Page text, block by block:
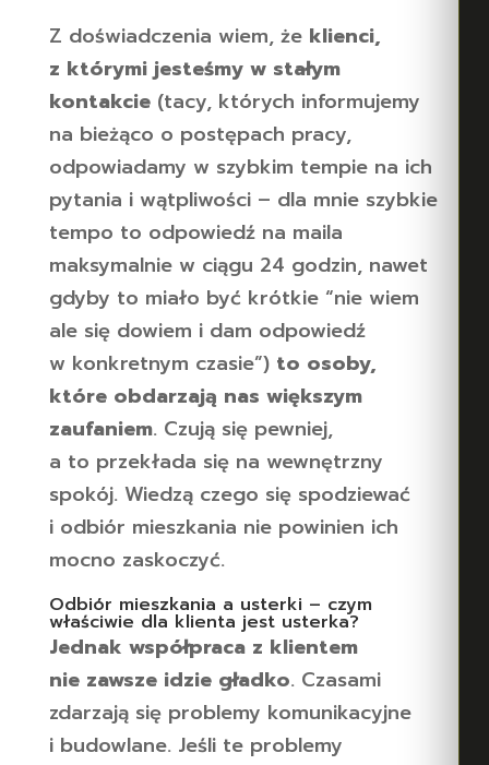
Z doświadczenia wiem, że klienci,
z którymi jesteśmy w stałym
kontakcie(tacy, których informujemy
na bieżąco o postępach pracy,
odpowiadamy w szybkim tempie na ich
pytania i wątpliwości – dla mnie szybkie
tempo to odpowiedź na maila
maksymalnie w ciągu 24 godzin, nawet
gdyby to miało być krótkie “nie wiem
ale się dowiem i dam odpowiedź
w konkretnym czasie”)to osoby,
które obdarzają nas większym
zaufaniem. Czują się pewniej,
a to przekłada się na wewnętrzny
spokój. Wiedzą czego się spodziewać
i odbiór mieszkania nie powinien ich
mocno zaskoczyć.
Odbiór mieszkania a usterki – czym
właściwie dla klienta jest usterka?
Jednak współpraca z klientem
nie zawsze idzie gładko. Czasami
zdarzają się problemy komunikacyjne
i budowlane. Jeśli te problemy